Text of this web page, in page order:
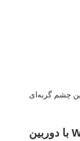
قفل هوشمند اثر انگشت WiFi با دوربین